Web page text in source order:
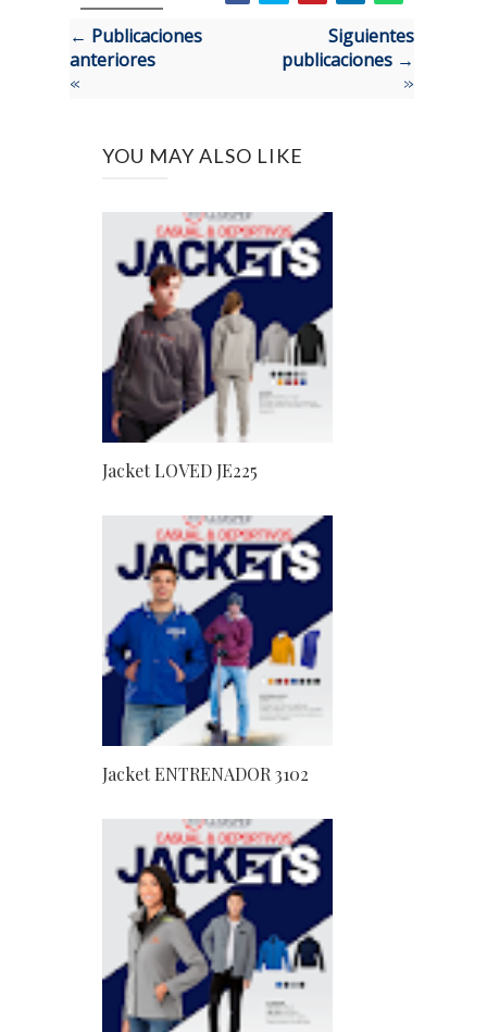
← Publicaciones
anteriores
«
Siguientes
publicaciones →
»
YOU MAY ALSO LIKE
Jacket LOVED JE225
Jacket ENTRENADOR 3102